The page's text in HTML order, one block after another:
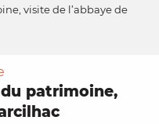
visite de l’abbaye de
patrimoine,